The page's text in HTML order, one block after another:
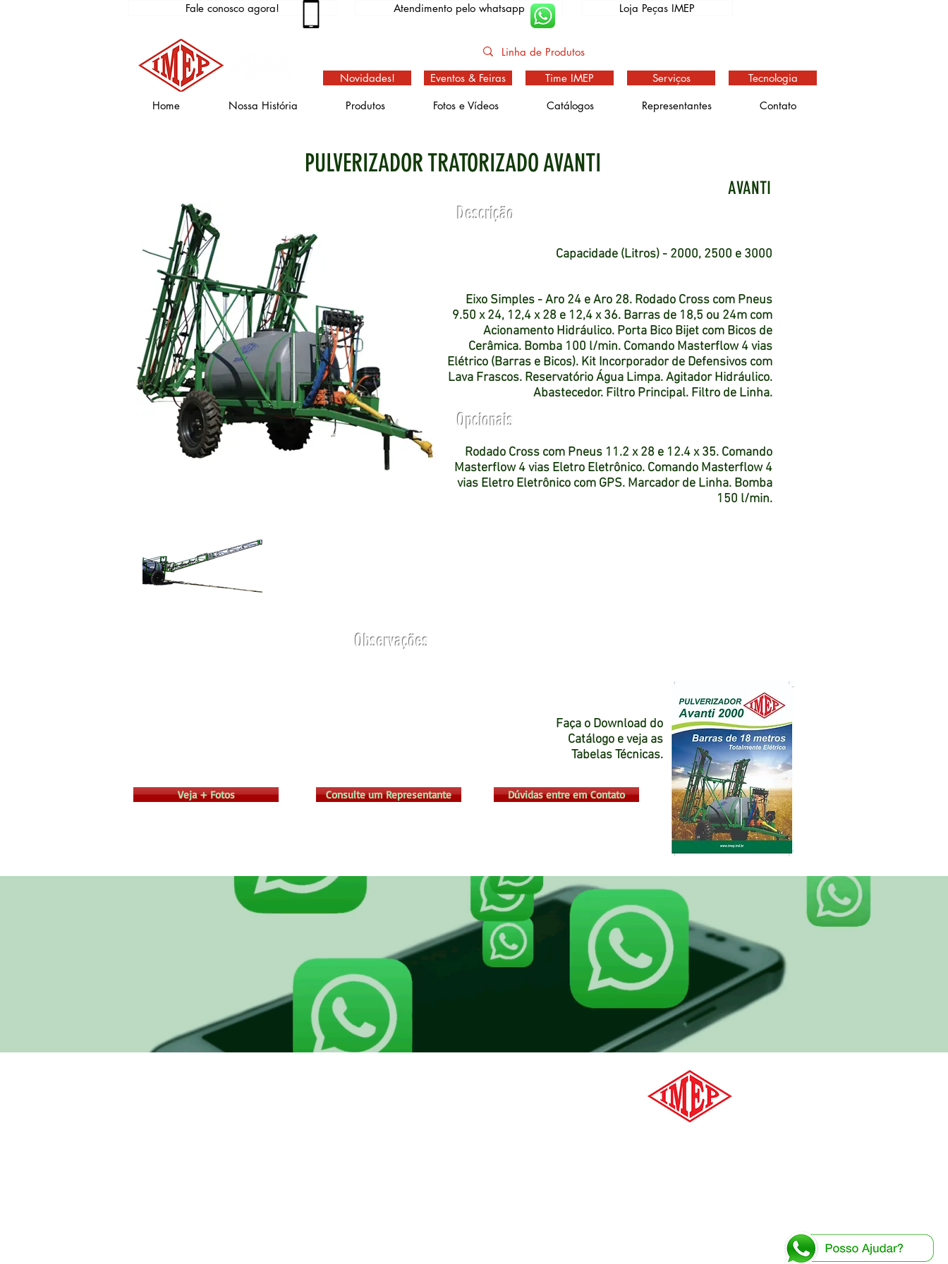
Fale conosco agora!
Home Nossa História Produtos Fotos e Vídeos Catálogos Representantes Contato
Atendimento pelo whatsapp
Novidades! Eventos & Feiras Serviços Tecnologia
Time IMEP
Loja Peças IMEP
PULVERIZADOR TRATORIZADO AVANTI
AVANTI
Eixo Simples - Aro 24 e Aro 28. Rodado Cross com Pneus
9.50 x 24, 12,4 x 28 e 12,4 x 36. Barras de 18,5 ou 24m com
Acionamento Hidráulico. Porta Bico Bijet com Bicos de
Cerâmica. Bomba 100 l/min. Comando Masterflow 4 vias
Elétrico (Barras e Bicos). Kit Incorporador de Defensivos com
Lava Frascos. Reservatório Água Limpa. Agitador Hidráulico.
Abastecedor. Filtro Principal. Filtro de Linha.
Rodado Cross com Pneus 11.2 x 28 e 12.4 x 35. Comando
Masterflow 4 vias Eletro Eletrônico. Comando Masterflow 4
vias Eletro Eletrônico com GPS. Marcador de Linha. Bomba
150 l/min.
Opcionais
Descrição
Capacidade (Litros) - 2000, 2500 e 3000
Observações
Faça o Download do
Catálogo e veja as
Tabelas Técnicas.
Veja + Fotos Consulte um Representante Dúvidas entre em Contato